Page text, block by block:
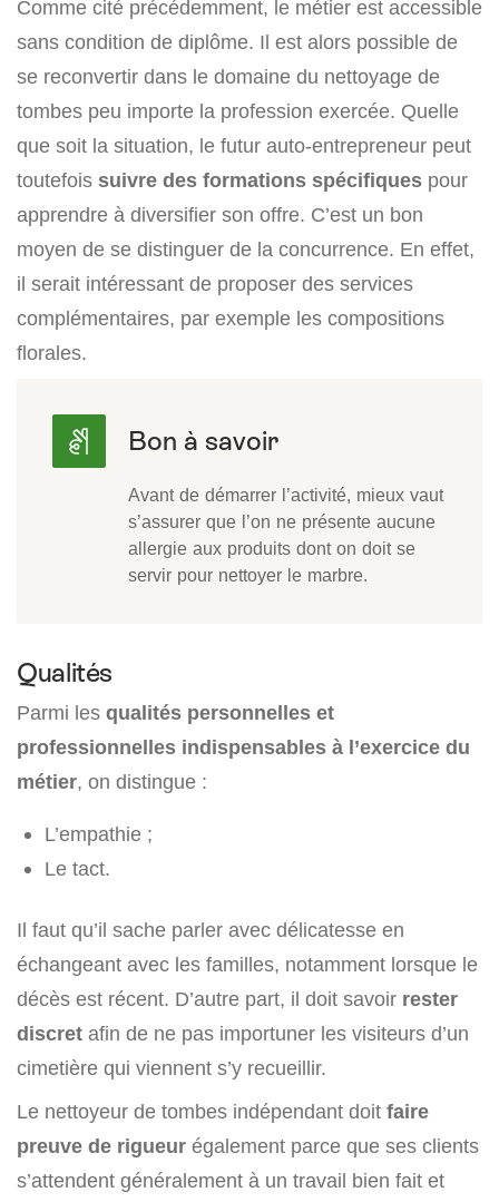
Comme cité précédemment, le métier est accessible
sans condition de diplôme. Il est alors possible de
se reconvertir dans le domaine du nettoyage de
tombes peu importe la profession exercée. Quelle
que soit la situation, le futur auto-entrepreneur peut
toutefois suivre des formations spécifiques pour
apprendre à diversifier son offre. C’est un bon
moyen de se distinguer de la concurrence. En effet,
il serait intéressant de proposer des services
complémentaires, par exemple les compositions
florales.
Avant de démarrer l’activité, mieux vaut
s’assurer que l’on ne présente aucune
allergie aux produits dont on doit se
servir pour nettoyer le marbre.
Qualités
Parmi les qualités personnelles et
professionnelles indispensables à l’exercice du
métier, on distingue :
L’empathie ;
Le tact.
Il faut qu’il sache parler avec délicatesse en
échangeant avec les familles, notamment lorsque le
décès est récent. D’autre part, il doit savoir rester
discret afin de ne pas importuner les visiteurs d’un
cimetière qui viennent s’y recueillir.
Le nettoyeur de tombes indépendant doit faire
preuve de rigueur également parce que ses clients
s’attendent généralement à un travail bien fait et